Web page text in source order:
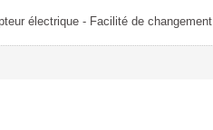
électrique - Facilité de changement